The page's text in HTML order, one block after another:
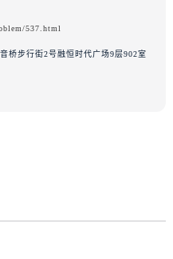
537.html
桥步行街2号融恒时代广场9层902室